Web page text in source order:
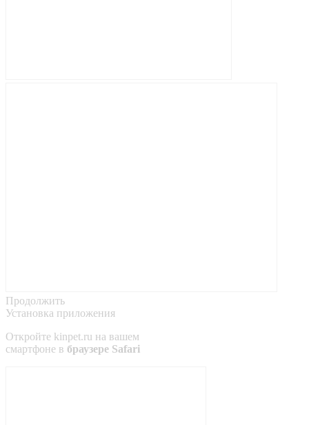
Продолжить
Установка приложения
Откройте kinpet.ru на вашем
смартфоне в браузере Safari